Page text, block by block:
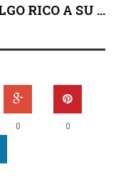
RICO A SU ...
0 0